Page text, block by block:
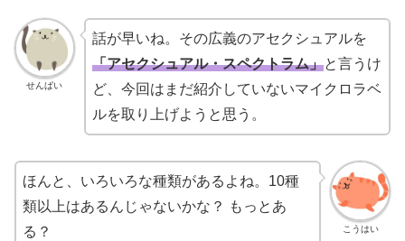
せんぱい
話が早いね。その広義のアセクシュアルを
「アセクシュアル・スペクトラム」と言うけ
ど、今回はまだ紹介していないマイクロラベ
ルを取り上げようと思う。
こうはい
ほんと、いろいろな種類があるよね。10種
類以上はあるんじゃないかな？ もっとあ
る？